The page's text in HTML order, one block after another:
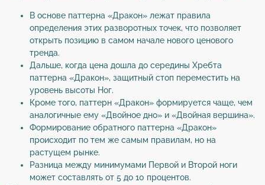
В основе паттерна «Дракон» лежат правила
определения этих разворотных точек, что позволяет
открыть позицию в самом начале нового ценового
тренда.
Дальше, когда цена дошла до середины Хребта
паттерна «Дракон», защитный стоп переместить на
уровень высоты Ног.
Кроме того, паттерн «Дракон» формируется чаще, чем
аналогичные ему «Двойное дно» и «Двойная вершина».
Формирование обратного паттерна «Дракон»
происходит по тем же самым правилам, но на
растущем рынке.
Разница между минимумами Первой и Второй ноги
может составлять от 5 до 10 процентов.